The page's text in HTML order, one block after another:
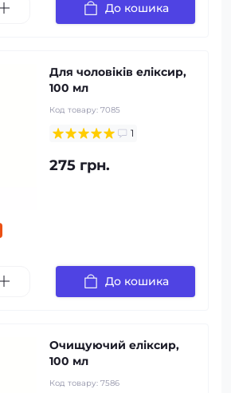
До кошика
Для чоловіків еліксир,
100 мл
Код товару: 7085
1
275 грн.
До кошика
Очищуючий еліксир,
100 мл
Код товару: 7586